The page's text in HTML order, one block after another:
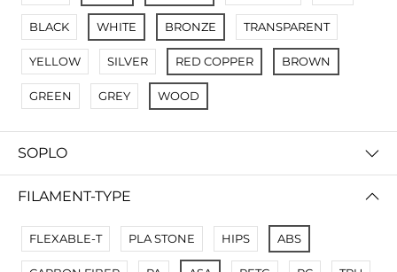
Not Found Filters1
Not Found Filters2
BLACK WHITE BRONZE TRANSPARENT
YELLOW SILVER RED COPPER BROWN
GREEN GREY WOOD
SOPLO
FILAMENT-TYPE
FLEXABLE-T PLA STONE HIPS ABS